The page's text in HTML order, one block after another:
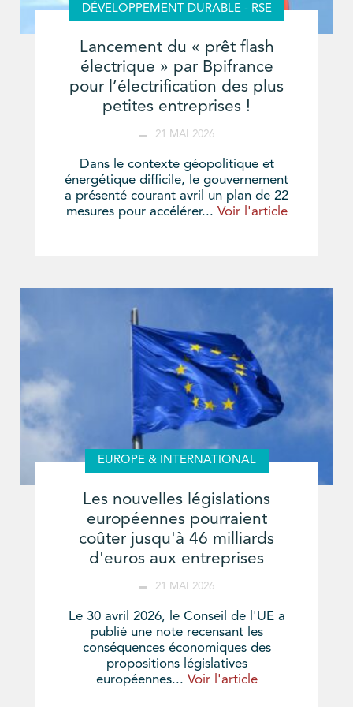
DÉVELOPPEMENT DURABLE - RSE
Lancement du « prêt flash
électrique » par Bpifrance
pour l’électrification des plus
petites entreprises !
21 MAI 2026
Dans le contexte géopolitique et
énergétique difficile, le gouvernement
a présenté courant avril un plan de 22
mesures pour accélérer... Voir l'article
EUROPE & INTERNATIONAL
Les nouvelles législations
européennes pourraient
coûter jusqu'à 46 milliards
d'euros aux entreprises
21 MAI 2026
Le 30 avril 2026, le Conseil de l'UE a
publié une note recensant les
conséquences économiques des
propositions législatives
européennes... Voir l'article